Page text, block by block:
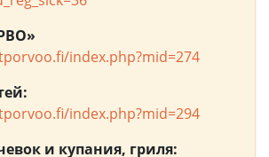
index.php?mid=274
index.php?mid=294
и купания, гриля: